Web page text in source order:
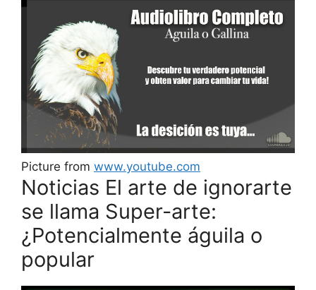
Picture from www.youtube.com
Noticias El arte de ignorarte
se llama Super-arte:
¿Potencialmente águila o
popular